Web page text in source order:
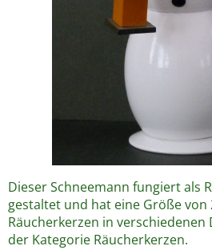
Dieser Schneemann fungiert als
gestaltet und hat eine Größe von
Räucherkerzen in
der Kategorie Räucherkerzen.